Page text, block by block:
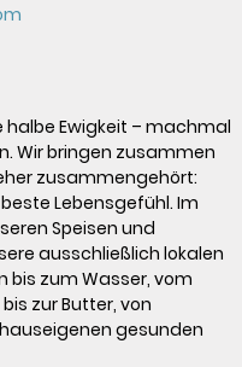
halbe Ewigkeit – machmal
Wir bringen zusammen
zusammengehört:
Lebensgefühl. Im
Speisen und
ausschließlich lokalen
bis zum Wasser, vom
zur Butter, von
gesunden